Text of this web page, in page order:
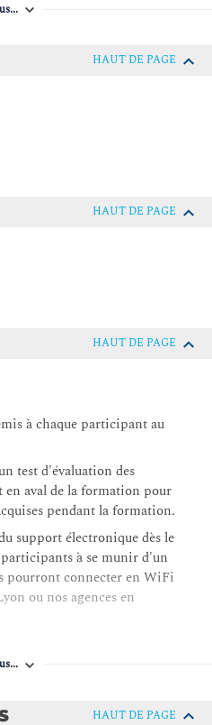
VPC et relancement de
relationnelle Amazon
conçues
de données AWS
et gérer Amazon
la journée, vous
du réseau privé, des bases
un professionnel, celui-ci
ses retours d’expériences.
HAUT DE PAGE
HAUT DE PAGE
HAUT DE PAGE
à chaque participant au
test d'évaluation des
en aval de la formation pour
pendant la formation.
support électronique dès le
à se munir d'un
pourront connecter en WiFi
ou nos agences en
d'animation.
HAUT DE PAGE